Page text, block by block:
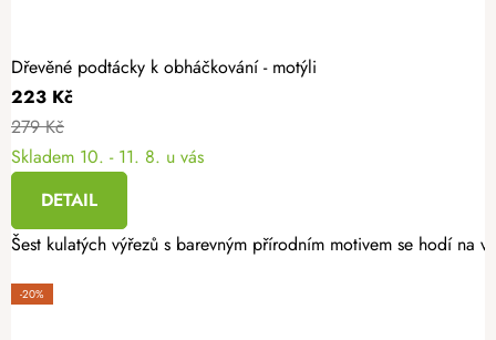
Dřevěné podtácky k obháčkování - motýli
223 Kč
279 Kč
Skladem 10. - 11. 8. u vás
DETAIL
Šest kulatých výřezů s barevným přírodním motivem se hodí na
-20%